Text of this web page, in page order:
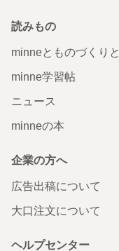
読みもの
minneとものづくりと
minne学習帖
ニュース
minneの本
企業の方へ
広告出稿について
大口注文について
ヘルプセンター